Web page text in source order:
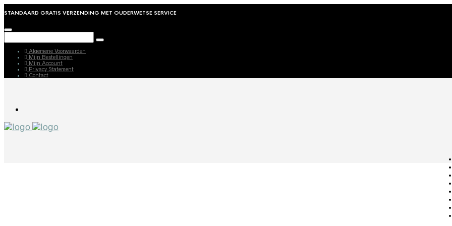
STANDAARD GRATIS VERZENDING MET OUDERWETSE SERVICE
Algemene Voorwaarden
Mijn Bestellingen
Mijn Account
Privacy Statement
Contact